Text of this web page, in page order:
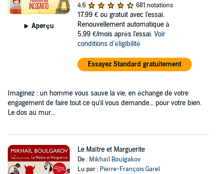
Aperçu
4,6
681 notations
17,99 € ou gratuit avec l'essai.
Renouvellement automatique à
5,99 €/mois après l'essai. Voir
conditions d'éligibilité
Essayez Standard gratuitement
Imaginez : un homme vous sauve la vie, en échange de votre
engagement de faire tout ce qu'il vous demande... pour votre bien.
Le dos au mur...
Le Maître et Marguerite
De : Mikhaïl Boulgakov
Lu par : Pierre-François Garel